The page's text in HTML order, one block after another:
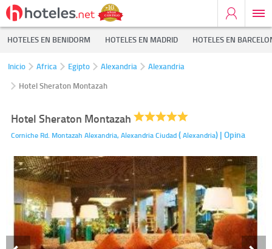
HOTELES EN BENIDORM HOTELES EN MADRID HOTELES EN
Inicio Africa Egipto Alexandria
Alexandria
Hotel Sheraton Montazah
Hotel Sheraton Montazah
Corniche Rd. Montazah Alexandria,Alexandria Ciudad(Alexandria) | Opina